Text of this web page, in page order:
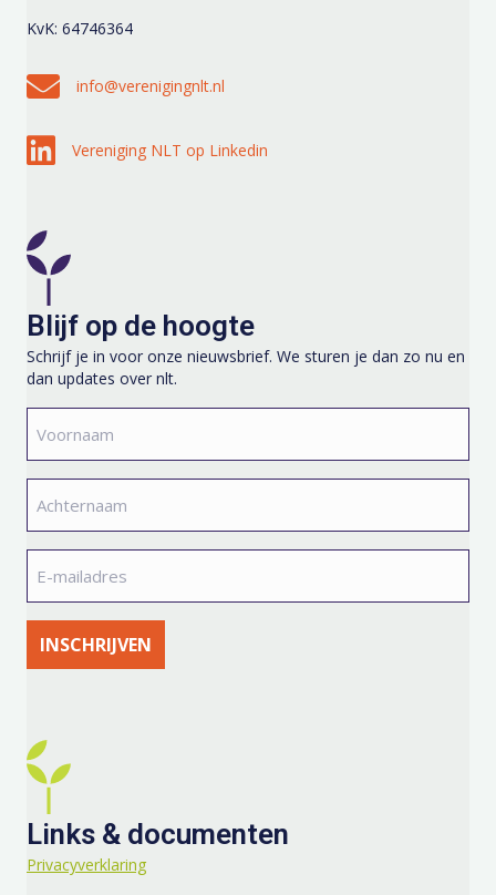
KvK: 64746364
Stuur een e-mail naar info@verenigingnlt.nl
info@verenigingnlt.nl
Volg Vereniging NLT op Linkedin
Vereniging NLT op Linkedin
Blijf op de hoogte
Schrijf je in voor onze nieuwsbrief. We sturen je dan zo nu en
dan updates over nlt.
Voornaam
*
Achternaam
*
E-
mailadres
*
Links & documenten
Privacyverklaring